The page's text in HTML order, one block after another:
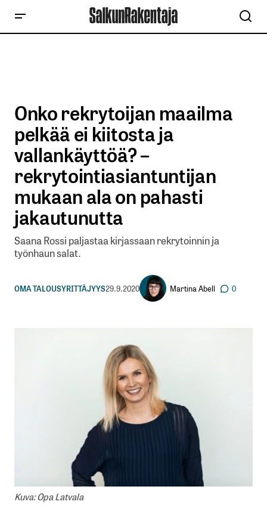
Onko rekrytoijan maailma
pelkää ei kiitosta ja
vallankäyttöä? –
rekrytointiasiantuntijan
mukaan ala on pahasti
jakautunutta
Saana Rossi paljastaa kirjassaan rekrytoinnin ja
työnhaun salat.
OMA TALOUSYRITTÄJYYS29.9.2020 Martina Abell 0
Kuva: Opa Latvala